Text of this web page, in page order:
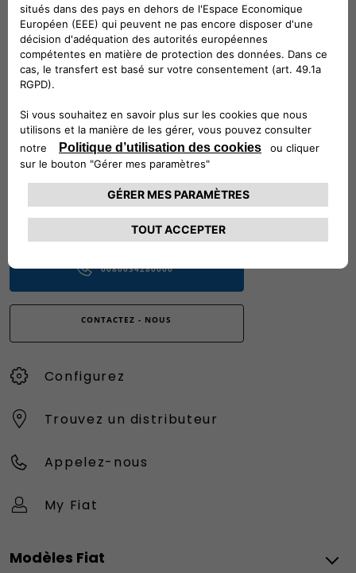
Suivez-nous
CONTACTEZ LE SERVICE CLIENT
CIAO FIAT SERVICE CLIENT
00 800 342 800 00
0080034280000
CONTACTEZ - NOUS
Configurez
Trouvez un distributeur
Appelez-nous
My Fiat
Modèles Fiat